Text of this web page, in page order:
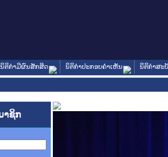
ນິຕິກໍາມີຜົນສັກສິດ ນິຕິກໍາປະກອບຄໍາເຫັນ ນິຕິກໍາສະ
າຊິກ